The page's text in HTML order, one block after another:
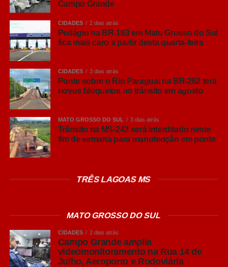
Leia Também: GNV apresenta maior
variação de preços entre
combustíveis em pesquisa do Procon
A gestão municipal destaca que a presença do olho
eletrônico nestes locais reforça a segurança pública,
organiza a mobilidade urbana e traz mais tranquilidade
para quem trabalha ou circula por esses pontos da
capital.
COMENTE ABAIXO:
Facebook
Messenger
LinkedIn
Share
Campo Grande
CIDADES 2 dias atrás
Pedágio na BR-163 em Mato Grosso do Sul
fica mais caro a partir desta quarta-feira
CIDADES 3 dias atrás
Ponte sobre o Rio Paraguai na BR-262 terá
novos bloqueios no trânsito em agosto
MATO GROSSO DO SUL 3 dias atrás
Trânsito na MS-243 será interditado neste
fim de semana para manutenção em ponte
TRÊS LAGOAS MS
MATO GROSSO DO SUL
CIDADES 2 dias atrás
Campo Grande amplia
videomonitoramento na Rua 14 de
Julho, Aeroporto e Rodoviária